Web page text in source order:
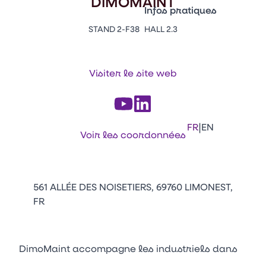
Vitrine Innovations
Emballages
Infos pratiques
Contacts
Appuyez sur Entrée pour
FR|EN
STAND 2-F38 HALL 2.3
Visiter le site web
Voir les coordonnées
561 ALLÉE DES NOISETIERS, 69760 LIMONEST,
FR
DimoMaint accompagne les industriels dans